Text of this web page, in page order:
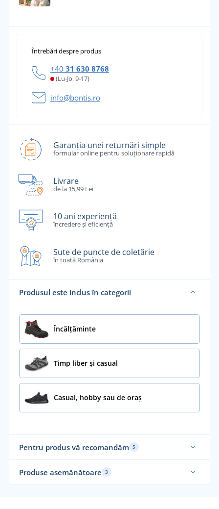
Întrebări despre produs
+40 31 630 8768
(Lu-Jo, 9-17)
info@bontis.ro
Garanția unei returnări simple
formular online pentru soluționare rapidă
Livrare
de la 15,99 Lei
10 ani experiență
încredere și eficiență
Sute de puncte de coletărie
în toată România
Produsul este inclus în categorii
Încălţăminte
Timp liber și casual
Casual, hobby sau de oraș
Pentru produs vă recomandăm 5
Produse asemănătoare 3